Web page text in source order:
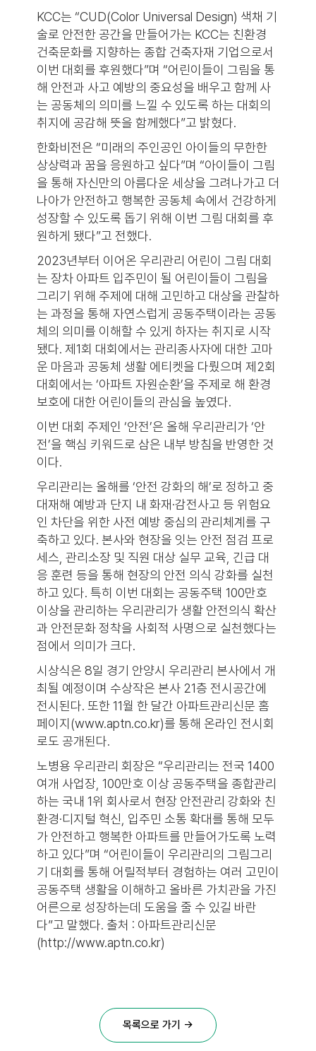
KCC는 “CUD(Color Universal Design) 색채 기
술로 안전한 공간을 만들어가는 KCC는 친환경
건축문화를 지향하는 종합 건축자재 기업으로서
이번 대회를 후원했다”며 “어린이들이 그림을 통
해 안전과 사고 예방의 중요성을 배우고 함께 사
는 공동체의 의미를 느낄 수 있도록 하는 대회의
취지에 공감해 뜻을 함께했다”고 밝혔다.
한화비전은 “미래의 주인공인 아이들의 무한한
상상력과 꿈을 응원하고 싶다”며 “아이들이 그림
을 통해 자신만의 아름다운 세상을 그려나가고 더
나아가 안전하고 행복한 공동체 속에서 건강하게
성장할 수 있도록 돕기 위해 이번 그림 대회를 후
원하게 됐다”고 전했다.
2023년부터 이어온 우리관리 어린이 그림 대회
는 장차 아파트 입주민이 될 어린이들이 그림을
그리기 위해 주제에 대해 고민하고 대상을 관찰하
는 과정을 통해 자연스럽게 공동주택이라는 공동
체의 의미를 이해할 수 있게 하자는 취지로 시작
됐다. 제1회 대회에서는 관리종사자에 대한 고마
운 마음과 공동체 생활 에티켓을 다뤘으며 제2회
대회에서는 ‘아파트 자원순환’을 주제로 해 환경
보호에 대한 어린이들의 관심을 높였다.
이번 대회 주제인 ‘안전’은 올해 우리관리가 ‘안
전’을 핵심 키워드로 삼은 내부 방침을 반영한 것
이다.
우리관리는 올해를 ‘안전 강화의 해’로 정하고 중
대재해 예방과 단지 내 화재·감전사고 등 위험요
인 차단을 위한 사전 예방 중심의 관리체계를 구
축하고 있다. 본사와 현장을 잇는 안전 점검 프로
세스, 관리소장 및 직원 대상 실무 교육, 긴급 대
응 훈련 등을 통해 현장의 안전 의식 강화를 실천
하고 있다. 특히 이번 대회는 공동주택 100만호
이상을 관리하는 우리관리가 생활 안전의식 확산
과 안전문화 정착을 사회적 사명으로 실천했다는
점에서 의미가 크다.
시상식은 8일 경기 안양시 우리관리 본사에서 개
최될 예정이며 수상작은 본사 21층 전시공간에
전시된다. 또한 11월 한 달간 아파트관리신문 홈
페이지(www.aptn.co.kr)를 통해 온라인 전시회
로도 공개된다.
노병용 우리관리 회장은 “우리관리는 전국 1400
여개 사업장, 100만호 이상 공동주택을 종합관리
하는 국내 1위 회사로서 현장 안전관리 강화와 친
환경·디지털 혁신, 입주민 소통 확대를 통해 모두
가 안전하고 행복한 아파트를 만들어가도록 노력
하고 있다”며 “어린이들이 우리관리의 그림그리
기 대회를 통해 어릴적부터 경험하는 여러 고민이
공동주택 생활을 이해하고 올바른 가치관을 가진
어른으로 성장하는데 도움을 줄 수 있길 바란
다”고 말했다. 출처 : 아파트관리신문
(http://www.aptn.co.kr)
목록으로 가기 →